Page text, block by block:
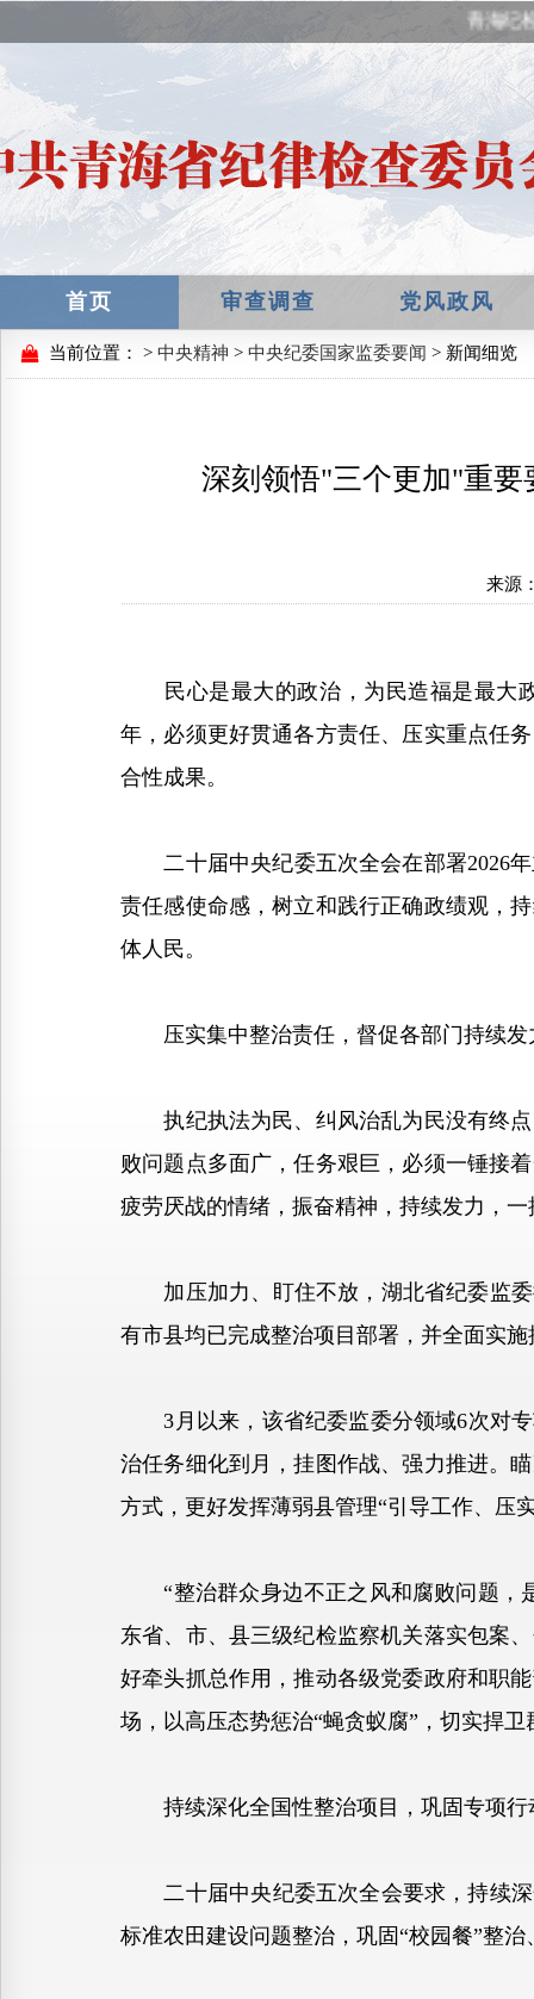
青海纪
首页 审查调查 党风政风
当前位置： > 中央精神 > 中央纪委国家监委要闻 > 新闻细览
深刻领悟"三个更加"重
来源
民心是最大的政治，为民造福是最大政
年，必须更好贯通各方责任、压实重点任
合性成果。
二十届中央纪委五次全会在部署2026年
责任感使命感，树立和践行正确政绩观，
体人民。
压实集中整治责任，督促各部门持续发
执纪执法为民、纠风治乱为民没有终点
败问题点多面广，任务艰巨，必须一锤接
疲劳厌战的情绪，振奋精神，持续发力，一
加压加力、盯住不放，湖北省纪委监委
有市县均已完成整治项目部署，并全面实施
3月以来，该省纪委监委分领域6次对专
治任务细化到月，挂图作战、强力推进。
方式，更好发挥薄弱县管理“引导工作、压
“整治群众身边不正之风和腐败问题，
东省、市、县三级纪检监察机关落实包案
好牵头抓总作用，推动各级党委政府和职
场，以高压态势惩治“蝇贪蚁腐”，切实捍卫
持续深化全国性整治项目，巩固专项行
二十届中央纪委五次全会要求，持续深
标准农田建设问题整治，巩固“校园餐”整